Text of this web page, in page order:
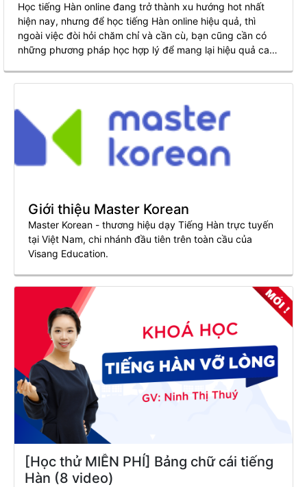
Học tiếng Hàn online đang trở thành xu hướng hot nhất
hiện nay, nhưng để học tiếng Hàn online hiệu quả, thì
ngoài việc đòi hỏi chăm chỉ và cần cù, bạn cũng cần có
những phương pháp học hợp lý để mang lại hiệu quả cao
Giới thiệu Master Korean
Master Korean - thương hiệu dạy Tiếng Hàn trực tuyến
tại Việt Nam, chi nhánh đầu tiên trên toàn cầu của
Visang Education.
[Học thử MIỄN PHÍ] Bảng chữ cái tiếng
Hàn (8 video)